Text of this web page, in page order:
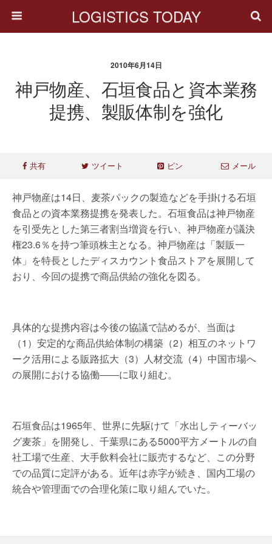
LOGISTICS TODAY
2010年6月14日
神戸物産、石垣食品と資本業務
提携、製販体制を強化
共有 ツイート ピン メール
神戸物産は14日、麦茶パックの製造などを手掛ける石垣
食品との資本業務提携を発表した。石垣食品は神戸物産
を引受先とした第三者割当増資を行い、神戸物産が議決
権23.6％を持つ筆頭株主となる。神戸物産は「製販一
体」を特長としたディスカウント食品ストアを展開して
おり、今回の提携で商品供給の強化を図る。
具体的な提携内容は今後の協議で詰めるが、当面は
（1）安定的な商品供給体制の構築（2）相互のネットワ
ーク活用による販路拡大（3）人材交流（4）中国市場へ
の展開における協働――に取り組む。
石垣食品は1965年、世界に先駆けて「水出しティーバッ
グ麦茶」を開発し、千葉県にある5000平方メートルの自
社工場で生産、大手飲料会社に販売するなど、この分野
での品質に定評がある。近年は赤字が続き、国内工場の
統合や管理面での合理化策に取り組んでいた。